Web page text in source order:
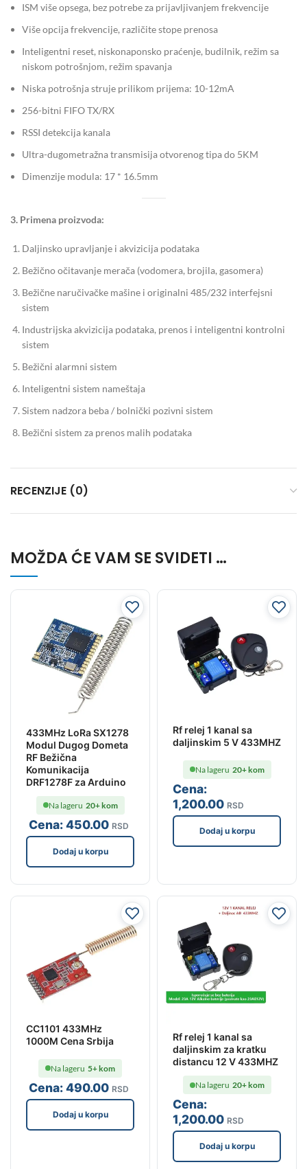
ISM više opsega, bez potrebe za prijavljivanjem frekvencije
Više opcija frekvencije, različite stope prenosa
Inteligentni reset, niskonaponsko praćenje, budilnik, režim sa
niskom potrošnjom, režim spavanja
Niska potrošnja struje prilikom prijema: 10-12mA
256-bitni FIFO TX/RX
RSSI detekcija kanala
Ultra-dugometražna transmisija otvorenog tipa do 5KM
Dimenzije modula: 17 * 16.5mm
3. Primena proizvoda:
Daljinsko upravljanje i akvizicija podataka
Bežično očitavanje merača (vodomera, brojila, gasomera)
Bežične naručivačke mašine i originalni 485/232 interfejsni
sistem
Industrijska akvizicija podataka, prenos i inteligentni kontrolni
sistem
Bežični alarmni sistem
Inteligentni sistem nameštaja
Sistem nadzora beba / bolnički pozivni sistem
Bežični sistem za prenos malih podataka
RECENZIJE (0)
MOŽDA ĆE VAM SE SVIDETI …
433MHz LoRa SX1278
Modul Dugog Dometa
RF Bežična
Komunikacija
DRF1278F za Arduino
Cena:450.00 RSD
Na lageru 20+ kom
Dodaj u korpu
Rf relej 1 kanal sa
daljinskim 5 V 433MHZ
Cena:
1,200.00 RSD
Na lageru 20+ kom
Dodaj u korpu
CC1101 433MHz
1000M Cena Srbija
Cena:490.00 RSD
Na lageru 5+ kom
Dodaj u korpu
Rf relej 1 kanal sa
daljinskim za kratku
distancu 12 V 433MHZ
Cena:
1,200.00 RSD
Na lageru 20+ kom
Dodaj u korpu